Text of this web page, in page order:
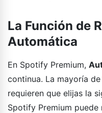
La Función de
Automática
En Spotify Premium,
continua. La mayoría
requieren que elijas la
Spotify Premium